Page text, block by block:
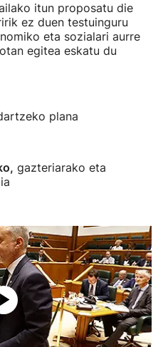
itun proposatu die
ez duen testuinguru
eta sozialari aurre
egitea eskatu du
plana
gazteriarako eta